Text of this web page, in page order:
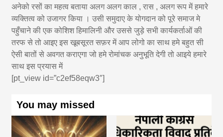
अनेको रसों का महत्व बताया अलग अलग काल , रास , अलग रूप में हमारे
व्यक्तित्व को उजागर किया । उसी समुदाए के योगदान को पूरे समाज मे
पहुँचाने की एक कोशिश हिमालिनी और उससे जुड़े सभी कार्यकर्ताओं की
तरफ से तो आइए इस खूबसूरत सफ़र में आप लोगो का साथ हमे बहुत सी
ऐसी बातों से अवगत कराएगा जो हमे रोमांचक अनुभूति देगी तो आइये हमारे
साथ इस प्रयास में
[pt_view id=”c2ef58eqw3″]
You may missed